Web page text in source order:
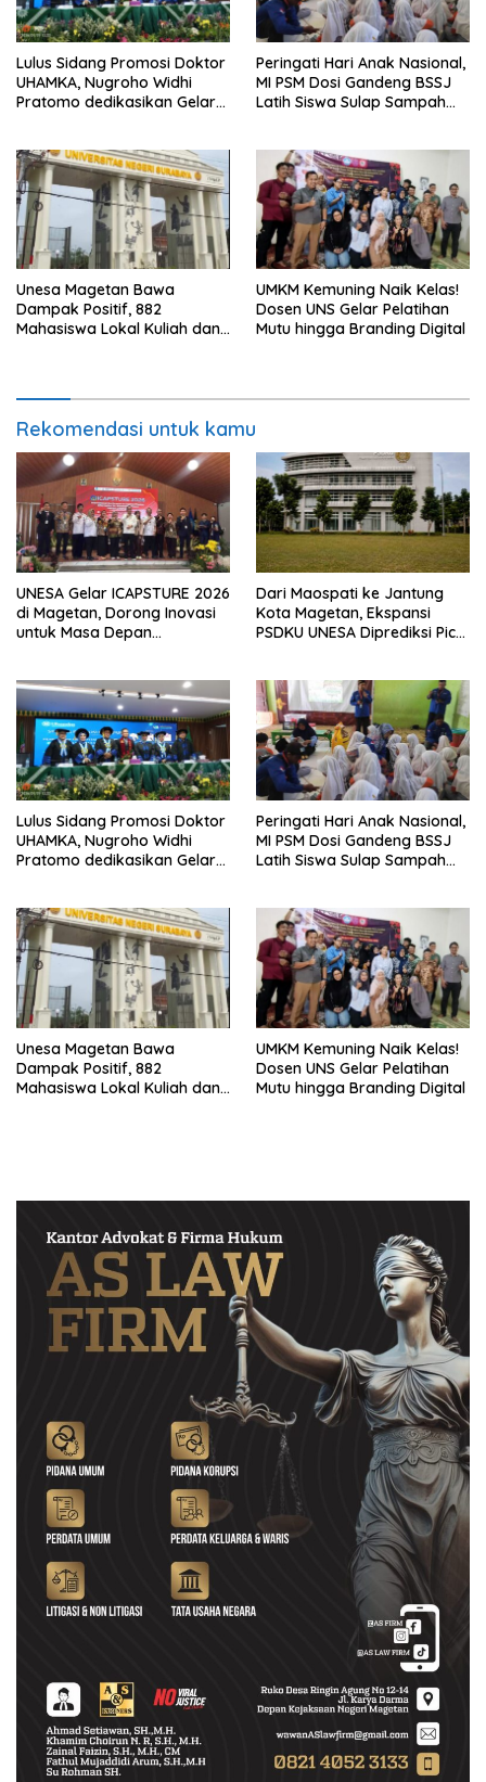
Lulus Sidang Promosi Doktor
UHAMKA, Nugroho Widhi
Pratomo dedikasikan Gelar
Peringati Hari Anak Nasional,
MI PSM Dosi Gandeng BSSJ
Latih Siswa Sulap Sampah
Unesa Magetan Bawa
Dampak Positif, 882
Mahasiswa Lokal Kuliah dan
UMKM Kemuning Naik Kelas!
Dosen UNS Gelar Pelatihan
Mutu hingga Branding Digital
Rekomendasi untuk kamu
UNESA Gelar ICAPSTURE 2026
di Magetan, Dorong Inovasi
untuk Masa Depan
Dari Maospati ke Jantung
Kota Magetan, Ekspansi
PSDKU UNESA Diprediksi Picu
Lulus Sidang Promosi Doktor
UHAMKA, Nugroho Widhi
Pratomo dedikasikan Gelar
Peringati Hari Anak Nasional,
MI PSM Dosi Gandeng BSSJ
Latih Siswa Sulap Sampah
Unesa Magetan Bawa
Dampak Positif, 882
Mahasiswa Lokal Kuliah dan
UMKM Kemuning Naik Kelas!
Dosen UNS Gelar Pelatihan
Mutu hingga Branding Digital